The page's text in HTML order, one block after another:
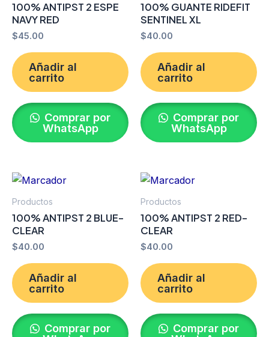
100% ANTIPST 2 ESPE
NAVY RED
$45.00
Añadir al
carrito
Comprar por
WhatsApp
100% GUANTE RIDEFIT
SENTINEL XL
$40.00
Añadir al
carrito
Comprar por
WhatsApp
Productos
100% ANTIPST 2 BLUE-
CLEAR
$40.00
Añadir al
carrito
Comprar por
Productos
100% ANTIPST 2 RED-
CLEAR
$40.00
Añadir al
carrito
Comprar por